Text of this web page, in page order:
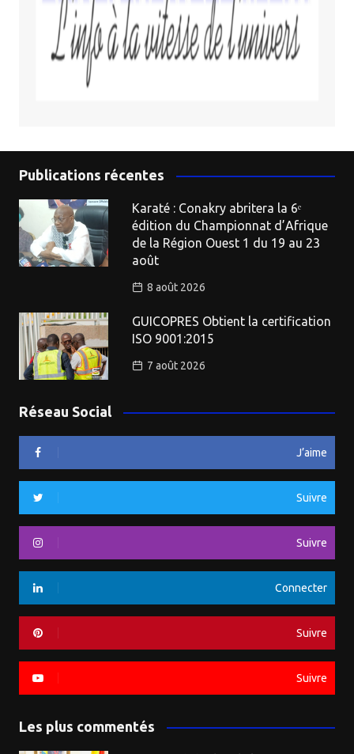
Publications récentes
Karaté : Conakry abritera la 6ᵉ
édition du Championnat d’Afrique
de la Région Ouest 1 du 19 au 23
août
8 août 2026
GUICOPRES Obtient la certification
ISO 9001:2015
7 août 2026
Réseau Social
J’aime
Suivre
Suivre
Connecter
Suivre
Suivre
Les plus commentés